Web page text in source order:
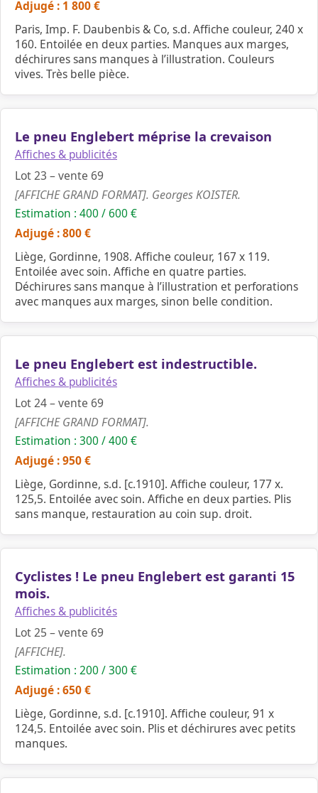
Adjugé : 1 800 €
Paris, Imp. F. Daubenbis & Co, s.d. Affiche couleur, 240 x
160. Entoilée en deux parties. Manques aux marges,
déchirures sans manques à l’illustration. Couleurs
vives. Très belle pièce.
Le pneu Englebert méprise la crevaison
Affiches & publicités
Lot 23 – vente 69
[AFFICHE GRAND FORMAT]. Georges KOISTER.
Estimation : 400 / 600 €
Adjugé : 800 €
Liège, Gordinne, 1908. Affiche couleur, 167 x 119.
Entoilée avec soin. Affiche en quatre parties.
Déchirures sans manque à l’illustration et perforations
avec manques aux marges, sinon belle condition.
Le pneu Englebert est indestructible.
Affiches & publicités
Lot 24 – vente 69
[AFFICHE GRAND FORMAT].
Estimation : 300 / 400 €
Adjugé : 950 €
Liège, Gordinne, s.d. [c.1910]. Affiche couleur, 177 x.
125,5. Entoilée avec soin. Affiche en deux parties. Plis
sans manque, restauration au coin sup. droit.
Cyclistes ! Le pneu Englebert est garanti 15
mois.
Affiches & publicités
Lot 25 – vente 69
[AFFICHE].
Estimation : 200 / 300 €
Adjugé : 650 €
Liège, Gordinne, s.d. [c.1910]. Affiche couleur, 91 x
124,5. Entoilée avec soin. Plis et déchirures avec petits
manques.